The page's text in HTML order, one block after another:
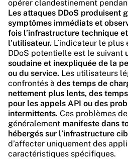
opérer clandestinement
Les attaques DDoS produisent
symptômes immédiats et
fois l’infrastructure technique
l’utilisateur. L’indicateur le plus
DDoS potentielle est le suivant
soudaine et inexpliquée de la
ou du service. Les utilisateurs
confrontés à des temps de
nettement plus lents, des
pour les appels API ou des
intermittents. Ces problèmes
généralement manifeste dans
hébergés sur l’infrastructure
d’affecter uniquement des
caractéristiques spécifiques.